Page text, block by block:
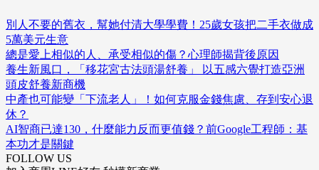
別人不要的舊衣，幫她付清大學學費！25歲女孩把二手衣做成
5萬美元生意
總是愛上相似的人、承受相似的傷？心理師揭背後原因
養生新風口，「移花宮古法頭湯舒養」 以五感六覺打造亞洲
頭皮舒養新商機
中產也可能變「下流老人」！如何克服金錢焦慮、存到安心退
休？
AI智商已達130，什麼能力反而更值錢？前Google工程師：基
本功才是關鍵
FOLLOW US